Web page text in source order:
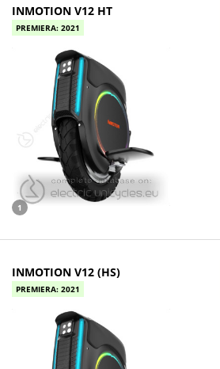
INMOTION V12 HT
PREMIERA: 2021
1
INMOTION V12 (HS)
PREMIERA: 2021